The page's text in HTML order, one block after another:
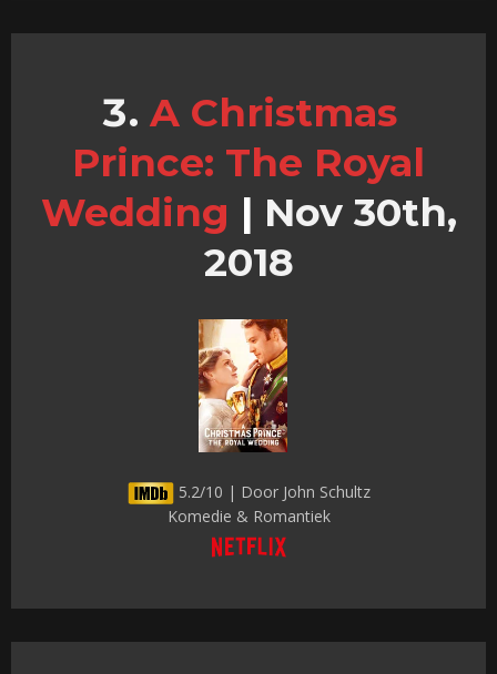
A Christmas
Prince: The Royal
Wedding | Nov 30th,
2018
5.2/10 | Door John Schultz
Komedie & Romantiek